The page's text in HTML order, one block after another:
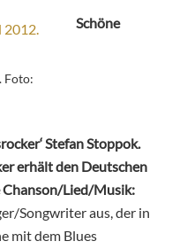
Foto:
Schöne
Stefan Stoppok.
erhält den Deutschen
Chanson/Lied/Musik:
Songwriter aus, der in
mit dem Blues